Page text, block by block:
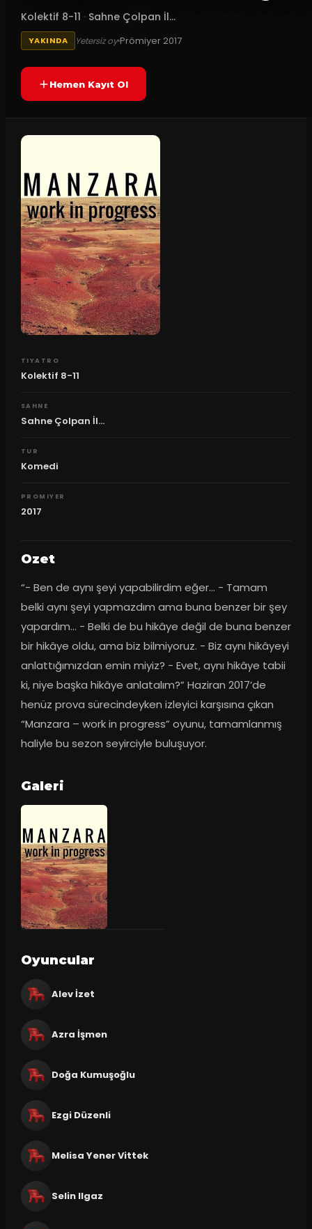
Kolektif 8-11 · Sahne Çolpan İl...
YAKINDA Yetersiz oyPrömiyer 2017
Hemen Kayıt Ol
TIYATRO
Kolektif 8-11
SAHNE
Sahne Çolpan İl...
TUR
Komedi
PROMIYER
2017
Ozet
“- Ben de aynı şeyi yapabilirdim eğer… - Tamam
belki aynı şeyi yapmazdım ama buna benzer bir şey
yapardım… - Belki de bu hikâye değil de buna benzer
bir hikâye oldu, ama biz bilmiyoruz. - Biz aynı hikâyeyi
anlattığımızdan emin miyiz? - Evet, aynı hikâye tabii
ki, niye başka hikâye anlatalım?” Haziran 2017’de
henüz prova sürecindeyken izleyici karşısına çıkan
“Manzara – work in progress” oyunu, tamamlanmış
haliyle bu sezon seyirciyle buluşuyor.
Galeri
Oyuncular
Alev İzet
Azra İşmen
Doğa Kumuşoğlu
Ezgi Düzenli
Melisa Yener Vittek
Selin Ilgaz